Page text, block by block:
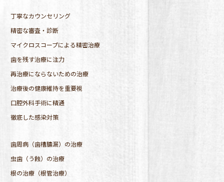
丁寧なカウンセリング
精密な審査・診断
マイクロスコープによる精密治療
歯を残す治療に注力
再治療にならないための治療
治療後の健康維持を重要視
口腔外科手術に精通
徹底した感染対策
歯周病（歯槽膿漏）の治療
虫歯（う蝕）の治療
根の治療（根管治療）